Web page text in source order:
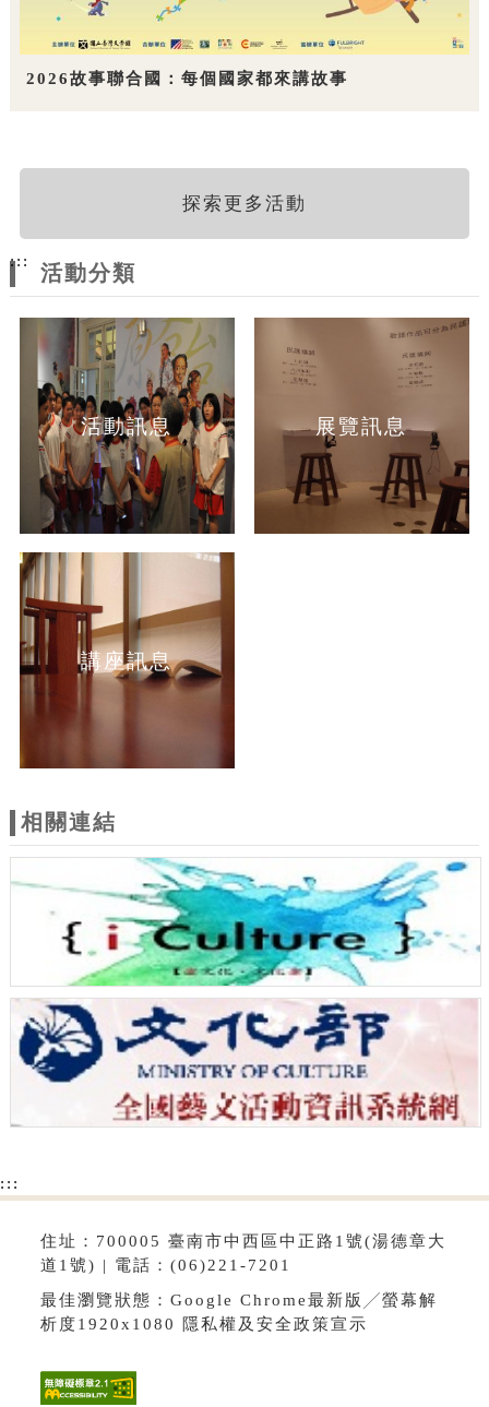
2026故事聯合國：每個國家都來講故事
探索更多活動
:::
活動分類
活動訊息 展覽訊息
講座訊息
相關連結
:::
住址：700005 臺南市中西區中正路1號(湯德章大
道1號) | 電話：(06)221-7201
最佳瀏覽狀態：Google Chrome最新版╱螢幕解
析度1920x1080 隱私權及安全政策宣示